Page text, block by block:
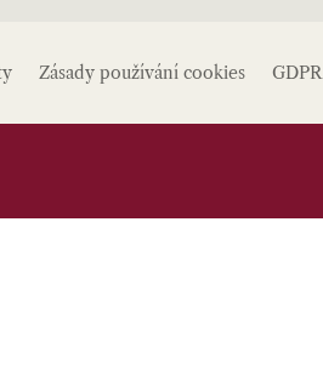
Zásady používání cookies GDPR